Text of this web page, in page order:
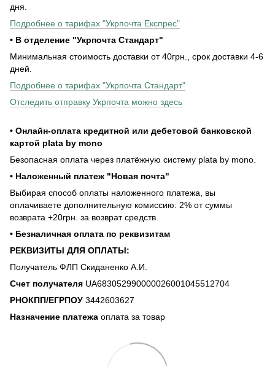
дня.
Подробнее о тарифах "Укрпочта Експрес"
• В отделение "Укрпочта Стандарт"
Минимальная стоимость доставки от 40грн., срок доставки 4-6
дней.
Подробнее о тарифах "Укрпочта Стандарт"
Отследить отправку Укрпочта можно здесь
• Онлайн-оплата кредитной или дебетовой банковской
картой plata by mono
Безопасная оплата через платёжную систему plata by mono.
• Наложенный платеж "Новая почта"
Выбирая способ оплаты наложенного платежа, вы
оплачиваете дополнительную комиссию: 2% от суммы
возврата +20грн. за возврат средств.
• Безналичная оплата по реквизитам
РЕКВИЗИТЫ ДЛЯ ОПЛАТЫ:
Получатель ФЛП Скиданенко А.И.
Счет получателя UA683052990000026001045512704
РНОКПП/ЕГРПОУ 3442603627
Назначение платежа оплата за товар